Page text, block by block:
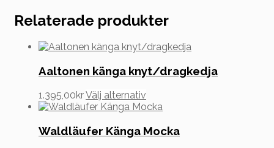
Relaterade produkter
Aaltonen känga knyt/dragkedja
1.395,00krVälj alternativ
här
har
Waldläufer Känga Mocka